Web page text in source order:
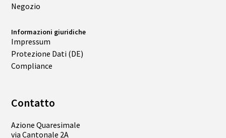
Negozio
Informazioni giuridiche
Impressum
Protezione Dati (DE)
Compliance
Contatto
Azione Quaresimale
via Cantonale 2A